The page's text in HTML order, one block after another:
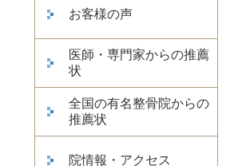
お客様の声
医師・専門家からの推薦
状
全国の有名整骨院からの
推薦状
院情報・アクセス